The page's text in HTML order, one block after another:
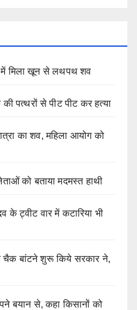
में मिला खून से लथपथ शव
पत्थरों से पीट पीट कर हत्या
का शव, महिला आयोग को
को बताया मदमस्त हाथी
ट्वीट वार में कटारिया भी
बांटने शुरू किये सरकार ने,
बयान से, कहा किसानों को